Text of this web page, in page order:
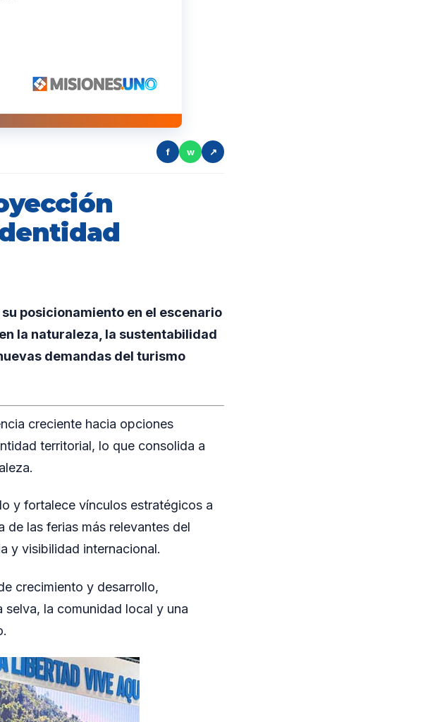
f w ↗
posicionamiento en el escenario
la naturaleza, la sustentabilidad
demandas del turismo
creciente hacia opciones
territorial, lo que consolida a
y fortalece vínculos estratégicos a
las ferias más relevantes del
y visibilidad internacional.
crecimiento y desarrollo,
la comunidad local y una